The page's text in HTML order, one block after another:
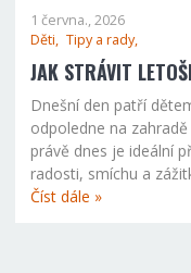
1 června., 2026
Děti, Tipy a rady,
JAK STRÁVIT
Dnešní den patří
odpoledne na
právě dnes je ideální
radosti, smíchu a
Číst dále »